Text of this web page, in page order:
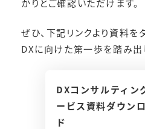
かりとご確認いただけます。
ぜひ、下記リンクより資料を
DXに向けた第一歩を踏み出
DXコンサルティン
ービス資料ダウン
ド